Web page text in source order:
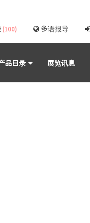
(100) 多语报导
品目录 展览讯息